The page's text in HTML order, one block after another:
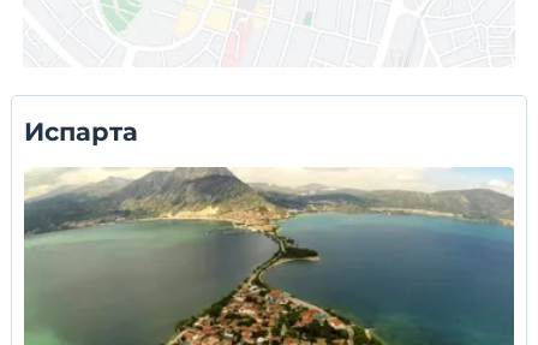
Испарта